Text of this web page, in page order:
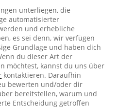
unterliegen, die
automatisierter
und erhebliche
es sei denn, wir verfügen
Grundlage und haben dich
du dieser Art der
möchtest, kannst du uns über
kontaktieren. Daraufhin
bewerten und/oder dir
bereitstellen, warum und
Entscheidung getroffen